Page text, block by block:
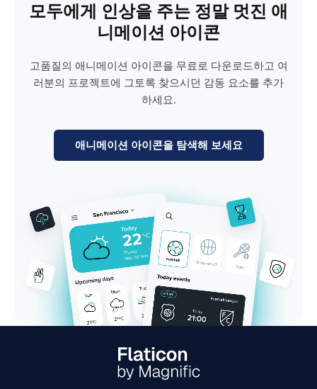
모두에게 인상을 주는 정말 멋진 애
니메이션 아이콘
고품질의 애니메이션 아이콘을 무료로 다운로드하고 여
러분의 프로젝트에 그토록 찾으시던 감동 요소를 추가
하세요.
애니메이션 아이콘을 탐색해 보세요